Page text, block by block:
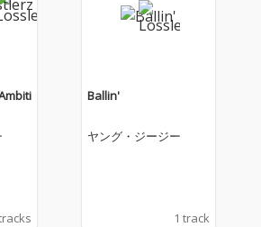
Ballin'
ヤング・ジージー
1 track